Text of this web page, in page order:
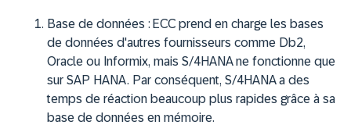
Base de données : ECC prend en charge les bases
de données d'autres fournisseurs comme Db2,
Oracle ou Informix, mais S/4HANA ne fonctionne que
sur SAP HANA. Par conséquent, S/4HANA a des
temps de réaction beaucoup plus rapides grâce à sa
base de données en mémoire.